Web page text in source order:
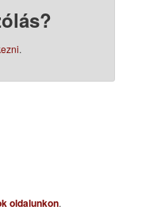
.
oldalunkon.